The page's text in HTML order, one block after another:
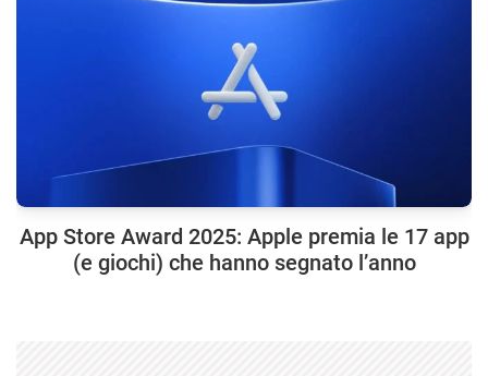
App Store Award 2025: Apple premia le 17 app
(e giochi) che hanno segnato l’anno